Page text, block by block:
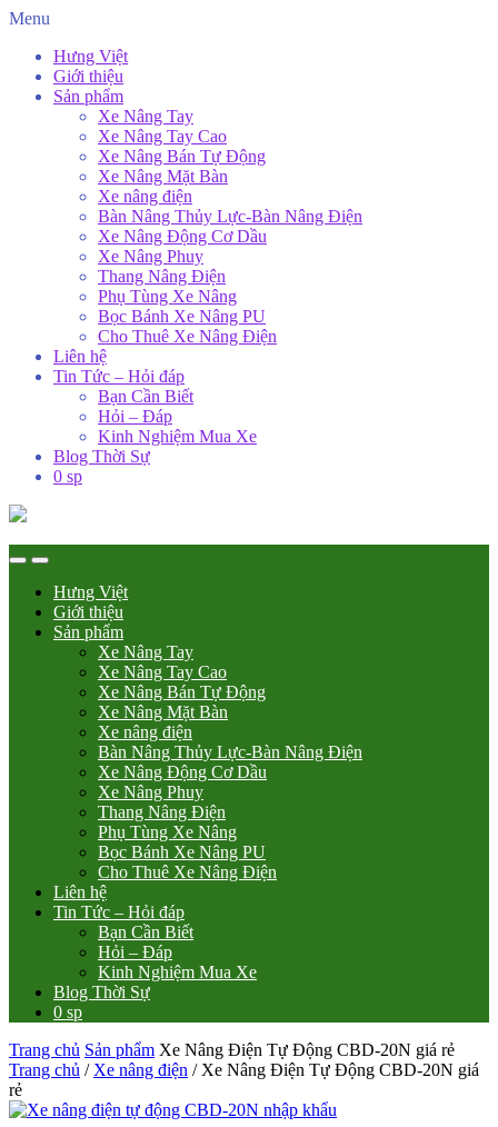
Menu
Hưng Việt
Giới thiệu
Sản phẩm
Xe Nâng Tay
Xe Nâng Tay Cao
Xe Nâng Bán Tự Động
Xe Nâng Mặt Bàn
Xe nâng điện
Bàn Nâng Thủy Lực-Bàn Nâng Điện
Xe Nâng Động Cơ Dầu
Xe Nâng Phuy
Thang Nâng Điện
Phụ Tùng Xe Nâng
Bọc Bánh Xe Nâng PU
Cho Thuê Xe Nâng Điện
Liên hệ
Tin Tức – Hỏi đáp
Bạn Cần Biết
Hỏi – Đáp
Kinh Nghiệm Mua Xe
Blog Thời Sự
0 sp
Hưng Việt
Giới thiệu
Sản phẩm
Xe Nâng Tay
Xe Nâng Tay Cao
Xe Nâng Bán Tự Động
Xe Nâng Mặt Bàn
Xe nâng điện
Bàn Nâng Thủy Lực-Bàn Nâng Điện
Xe Nâng Động Cơ Dầu
Xe Nâng Phuy
Thang Nâng Điện
Phụ Tùng Xe Nâng
Bọc Bánh Xe Nâng PU
Cho Thuê Xe Nâng Điện
Liên hệ
Tin Tức – Hỏi đáp
Bạn Cần Biết
Hỏi – Đáp
Kinh Nghiệm Mua Xe
Blog Thời Sự
0 sp
Trang chủ Sản phẩm Xe Nâng Điện Tự Động CBD-20N giá rẻ
Trang chủ / Xe nâng điện / Xe Nâng Điện Tự Động CBD-20N giá
rẻ